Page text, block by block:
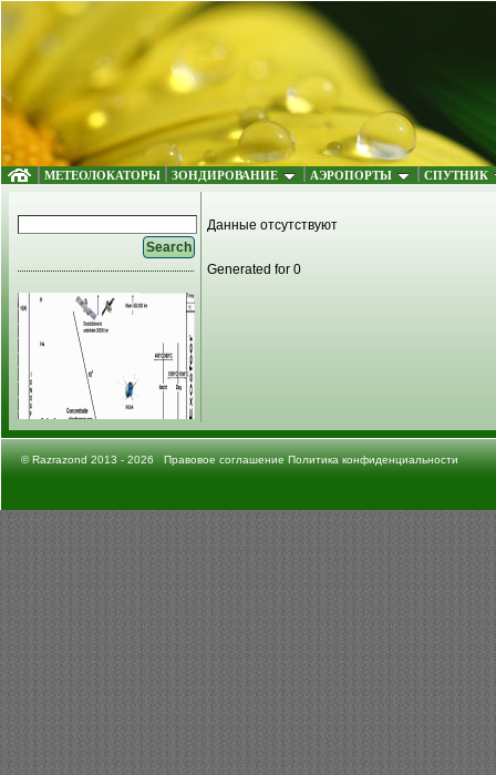
МЕТЕОЛОКАТОРЫ ЗОНДИРОВАНИЕ АЭРОПОРТЫ СПУТНИК
Данные отсутствуют
Generated for 0
©Razrazond2013 - 2026Правовое соглашение Политика конфиденциальности